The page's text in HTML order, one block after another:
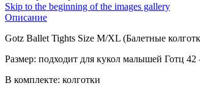
Skip to the beginning of the images gallery
Описание
Gotz Ballet Tights Size M/XL (Балетные
Размер: подходит для кукол малышей Готц
В комплекте: колготки